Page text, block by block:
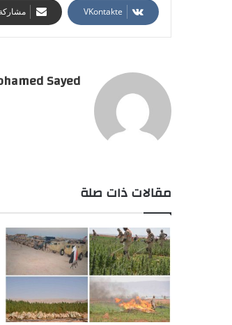
مشاركة
Sayed
مقالات ذات صلة